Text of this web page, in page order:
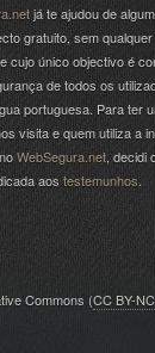
já te ajudou de
gratuito, sem
cujo único objectivo é
de todos os
portuguesa. Para ter
visita e quem utiliza a
WebSegura.net ,
aos testemunhos
Commons (CC BY-